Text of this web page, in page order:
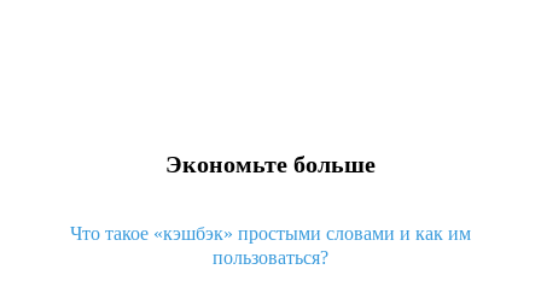
Экономьте больше
Что такое «кэшбэк» простыми словами и как им
пользоваться?